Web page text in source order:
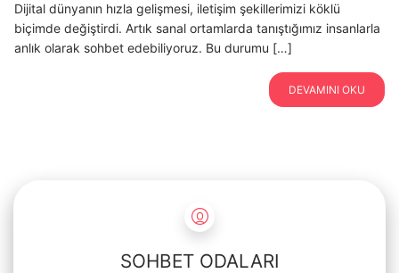
Dijital dünyanın hızla gelişmesi, iletişim şekillerimizi köklü
biçimde değiştirdi. Artık sanal ortamlarda tanıştığımız insanlarla
anlık olarak sohbet edebiliyoruz. Bu durumu […]
DEVAMINI OKU
SOHBET ODALARI